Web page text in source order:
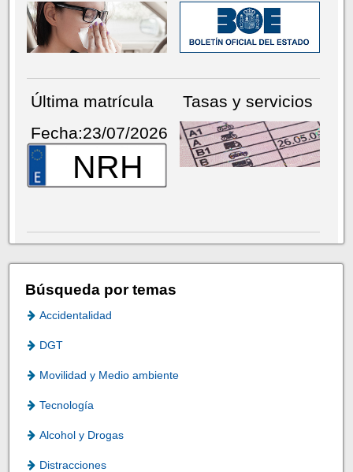
Última matrícula
Fecha:23/07/2026
NRH
Tasas y servicios
Búsqueda por temas
Accidentalidad
DGT
Movilidad y Medio ambiente
Tecnología
Alcohol y Drogas
Distracciones